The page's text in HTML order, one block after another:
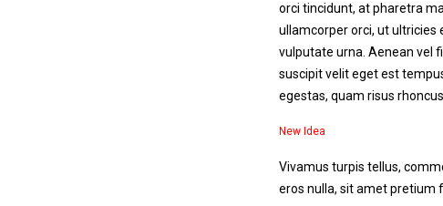
orci tincidunt, at pharetra
ullamcorper orci, ut ultricies
vulputate urna. Aenean vel
suscipit velit eget est
egestas, quam risus
New Idea
Vivamus turpis tellus,
eros nulla, sit amet pretium